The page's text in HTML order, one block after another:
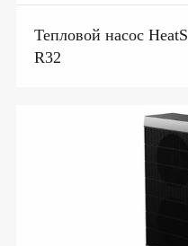
Тепловой насос
R32